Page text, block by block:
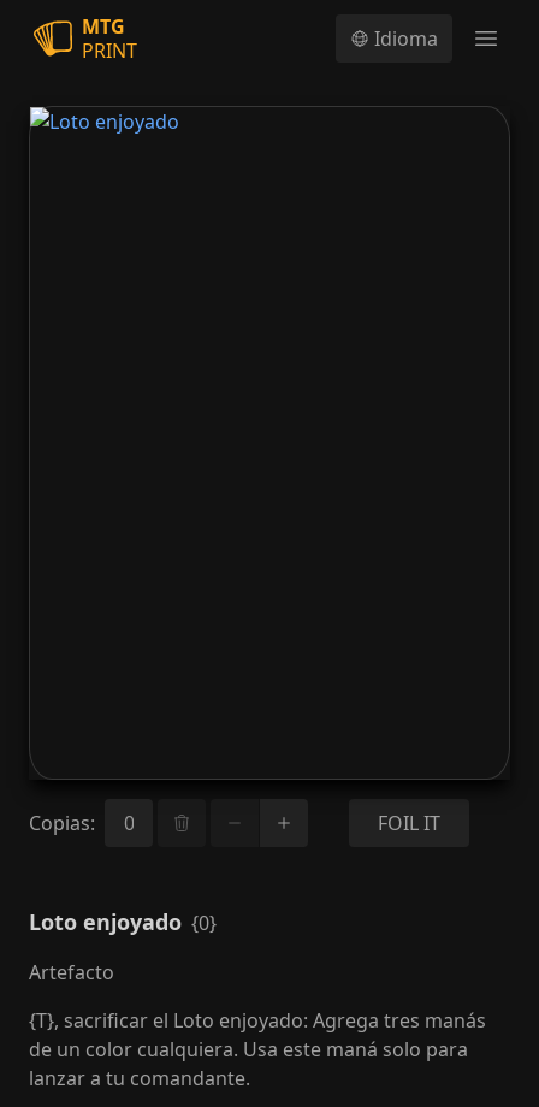
MTG
PRINT
Idioma
Copias: FOIL IT
Loto enjoyado {0}
Artefacto
{T}, sacrificar el Loto enjoyado: Agrega tres manás
de un color cualquiera. Usa este maná solo para
lanzar a tu comandante.